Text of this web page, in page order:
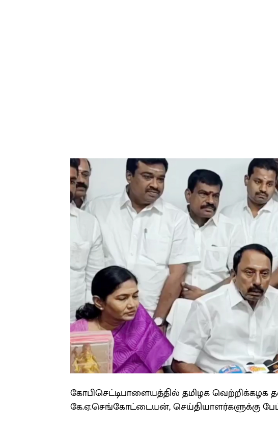
கோபிசெட்டிபாளையத்தில் தமிழக
கே.ஏ.செங்கோட்டையன், செய்தியாளர்களுக்கு